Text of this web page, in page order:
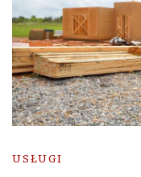
USŁUGI